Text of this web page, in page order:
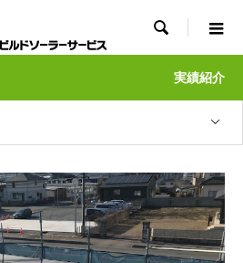

実績紹介